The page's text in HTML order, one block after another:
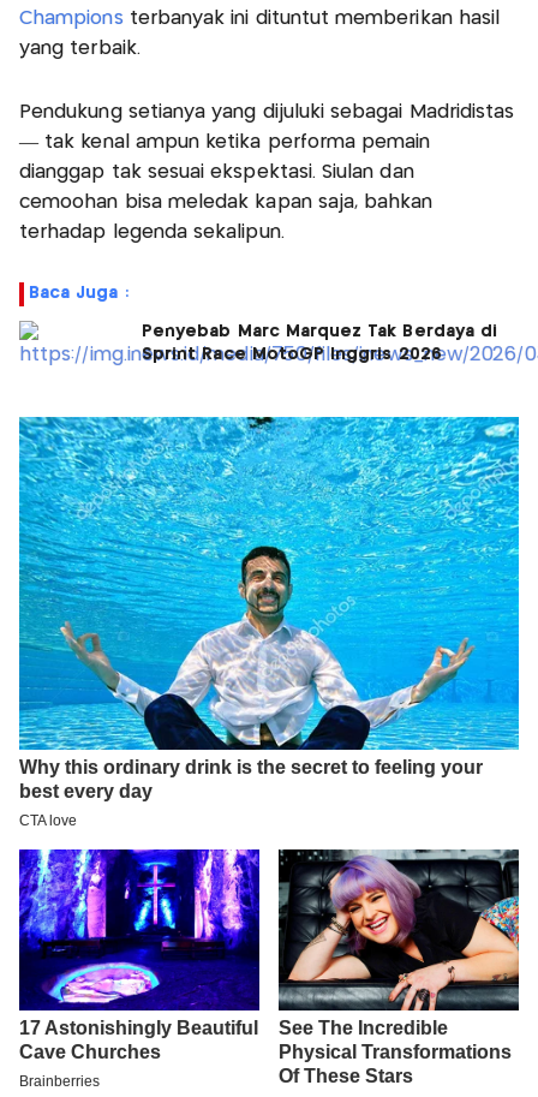
Championsterbanyak ini dituntut memberikan hasil
yang terbaik.
Pendukung setianya yang dijuluki sebagai Madridistas
— tak kenal ampun ketika performa pemain
dianggap tak sesuai ekspektasi. Siulan dan
cemoohan bisa meledak kapan saja, bahkan
terhadap legenda sekalipun.
Baca Juga :
Penyebab Marc Marquez Tak Berdaya di
Sprint Race MotoGP Inggris 2026